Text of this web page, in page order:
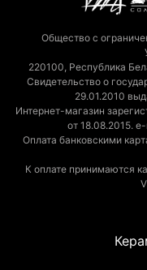
Общество с
220100, Республика
Свидетельство о
29.01.2010
Интернет-магазин
от 18.08.2015.
Оплата банковскими
К оплате принимаются